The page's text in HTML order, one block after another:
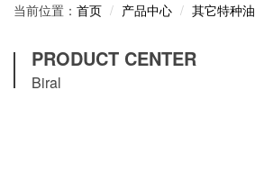
当前位置： 首页 产品中心 其它特种油
PRODUCT CENTER
Biral